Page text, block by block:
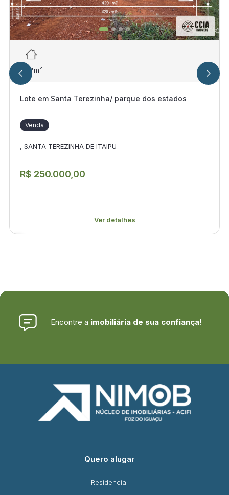
427m²
Lote em Santa Terezinha/ parque dos estados
Venda
, SANTA TEREZINHA DE ITAIPU
R$ 250.000,00
Ver detalhes
Encontre a imobiliária de sua confiança!
Quero alugar
Residencial